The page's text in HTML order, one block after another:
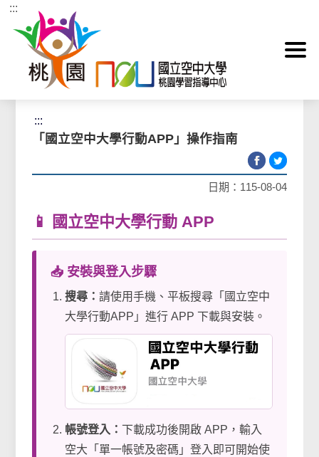
跳到主要內容區塊
:::
首頁 > 課務資訊 常用APP 國立空中大學
:::
「國立空中大學行動APP」操作指南
日期：115-08-04
📱 國立空中大學行動 APP
📥 安裝與登入步驟
搜尋：請使用手機、平板搜尋「國立空中
大學行動APP」進行 APP 下載與安裝。
帳號登入： 下載成功後開啟 APP，輸入
空大「單一帳號及密碼」登入即可開始使